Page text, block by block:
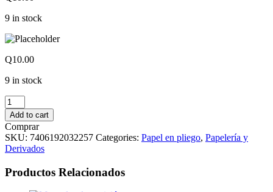
9 in stock
Q10.00
9 in stock
PLIEGOS
DE
FOAMY
AMARILLO
CANARIO
quantity
Add to cart
Comprar
SKU: 7406192032257 Categories: Papel en pliego, Papelería y
Derivados
Productos Relacionados